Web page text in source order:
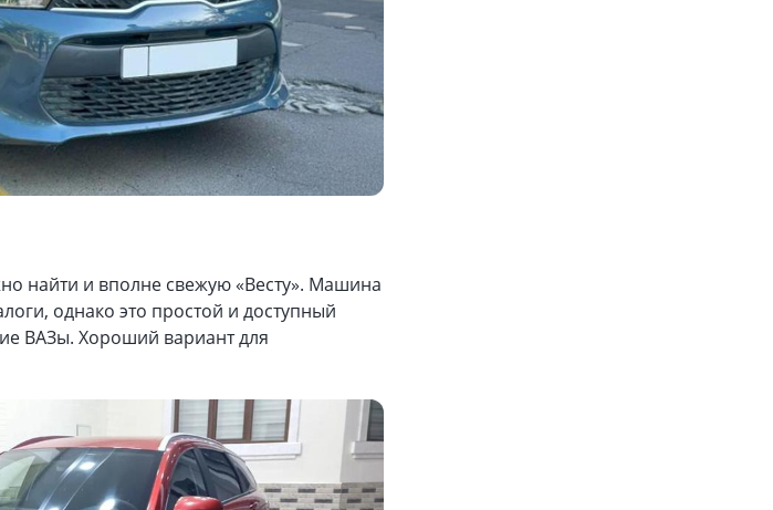
найти и вполне свежую «Весту». Машина
однако это простой и доступный
ВАЗы. Хороший вариант для